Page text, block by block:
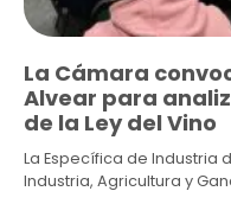
La Cámara
Alvear para
de la Ley del Vino
La Específica de Industria
Industria, Agricultura y